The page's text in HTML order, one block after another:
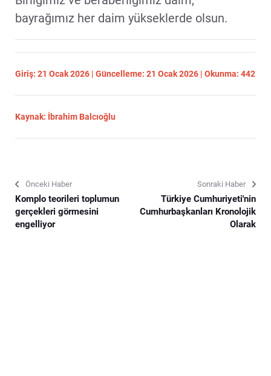
bayrağımız her daim yükseklerde olsun.
Giriş: 21 Ocak 2026 | Güncelleme: 21 Ocak 2026 | Okunma: 442
Kaynak: İbrahim Balcıoğlu
Önceki Haber
Komplo teorileri toplumun
gerçekleri görmesini
engelliyor
Sonraki Haber
Türkiye Cumhuriyeti'nin
Cumhurbaşkanları Kronolojik
Olarak